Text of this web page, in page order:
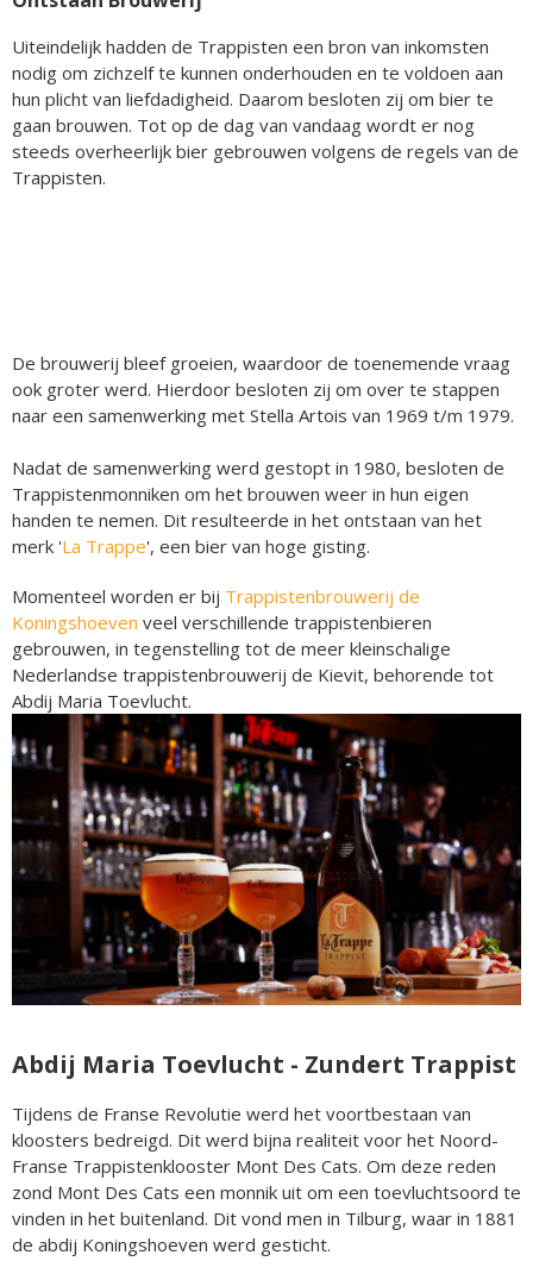
Uiteindelijk hadden de Trappisten een bron van inkomsten
nodig om zichzelf te kunnen onderhouden en te voldoen aan
hun plicht van liefdadigheid. Daarom besloten zij om bier te
gaan brouwen. Tot op de dag van vandaag wordt er nog
steeds overheerlijk bier gebrouwen volgens de regels van de
Trappisten.
De brouwerij bleef groeien, waardoor de toenemende vraag
ook groter werd. Hierdoor besloten zij om over te stappen
naar een samenwerking met Stella Artois van 1969 t/m 1979.
Nadat de samenwerking werd gestopt in 1980, besloten de
Trappistenmonniken om het brouwen weer in hun eigen
handen te nemen. Dit resulteerde in het ontstaan van het
merk 'La Trappe', een bier van hoge gisting.
Momenteel worden er bij Trappistenbrouwerij de
Koningshoeven veel verschillende trappistenbieren
gebrouwen, in tegenstelling tot de meer kleinschalige
Nederlandse trappistenbrouwerij de Kievit, behorende tot
Abdij Maria Toevlucht.
Abdij Maria Toevlucht - Zundert Trappist
Tijdens de Franse Revolutie werd het voortbestaan van
kloosters bedreigd. Dit werd bijna realiteit voor het Noord-
Franse Trappistenklooster Mont Des Cats. Om deze reden
zond Mont Des Cats een monnik uit om een toevluchtsoord te
vinden in het buitenland. Dit vond men in Tilburg, waar in 1881
de abdij Koningshoeven werd gesticht.